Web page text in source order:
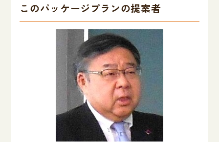
このパッケージプランの提案者